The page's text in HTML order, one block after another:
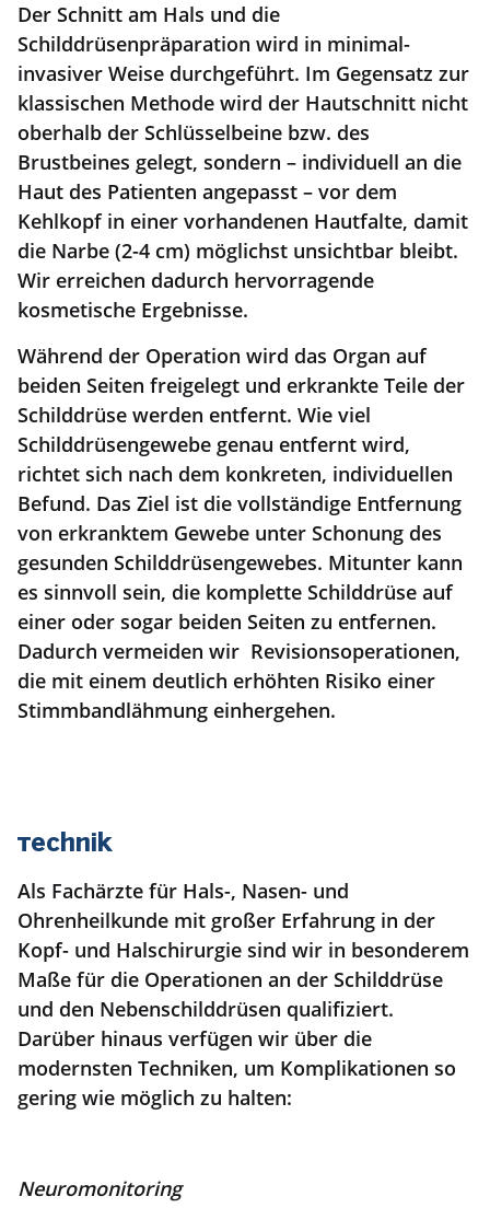
Der Schnitt am Hals und die
Schilddrüsenpräparation wird in minimal-
invasiver Weise durchgeführt. Im Gegensatz zur
klassischen Methode wird der Hautschnitt nicht
oberhalb der Schlüsselbeine bzw. des
Brustbeines gelegt, sondern – individuell an die
Haut des Patienten angepasst – vor dem
Kehlkopf in einer vorhandenen Hautfalte, damit
die Narbe (2-4 cm) möglichst unsichtbar bleibt.
Wir erreichen dadurch hervorragende
kosmetische Ergebnisse.
Während der Operation wird das Organ auf
beiden Seiten freigelegt und erkrankte Teile der
Schilddrüse werden entfernt. Wie viel
Schilddrüsengewebe genau entfernt wird,
richtet sich nach dem konkreten, individuellen
Befund. Das Ziel ist die vollständige Entfernung
von erkranktem Gewebe unter Schonung des
gesunden Schilddrüsengewebes. Mitunter kann
es sinnvoll sein, die komplette Schilddrüse auf
einer oder sogar beiden Seiten zu entfernen.
Dadurch vermeiden wir Revisionsoperationen,
die mit einem deutlich erhöhten Risiko einer
Stimmbandlähmung einhergehen.
Technik
Als Fachärzte für Hals-, Nasen- und
Ohrenheilkunde mit großer Erfahrung in der
Kopf- und Halschirurgie sind wir in besonderem
Maße für die Operationen an der Schilddrüse
und den Nebenschilddrüsen qualifiziert.
Darüber hinaus verfügen wir über die
modernsten Techniken, um Komplikationen so
gering wie möglich zu halten:
Neuromonitoring